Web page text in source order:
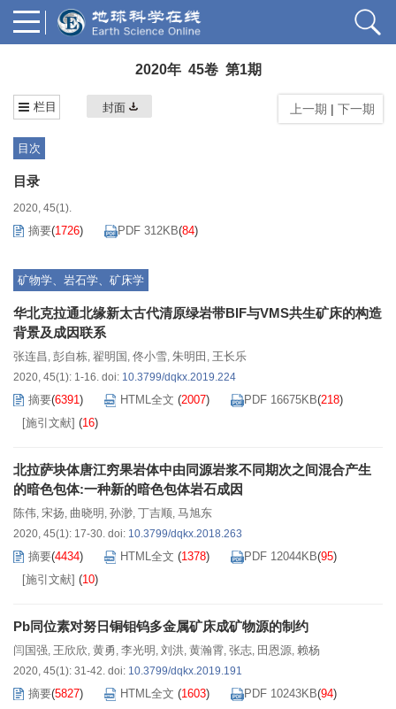
2020年 45卷 第1期
栏目 封面 上一期 | 下一期
目次
目录
2020, 45(1).
摘要(1726) PDF 312KB(84)
矿物学、岩石学、矿床学
华北克拉通北缘新太古代清原绿岩带BIF与VMS共生矿床的构造
背景及成因联系
张连昌, 彭自栋, 翟明国 , 佟小雪, 朱明田 , 王长乐
2020, 45(1): 1-16. doi: 10.3799/dqkx.2019.224
摘要(6391) HTML全文 (2007) PDF 16675KB(218)
[施引文献] (16)
北拉萨块体唐江穷果岩体中由同源岩浆不同期次之间混合产生
的暗色包体:一种新的暗色包体岩石成因
陈伟, 宋扬, 曲晓明 , 孙渺, 丁吉顺, 马旭东
2020, 45(1): 17-30. doi: 10.3799/dqkx.2018.263
摘要(4434) HTML全文 (1378) PDF 12044KB(95)
[施引文献] (10)
Pb同位素对努日铜钼钨多金属矿床成矿物源的制约
闫国强, 王欣欣, 黄勇, 李光明 , 刘洪, 黄瀚霄, 张志, 田恩源, 赖杨
2020, 45(1): 31-42. doi: 10.3799/dqkx.2019.191
摘要(5827) HTML全文 (1603) PDF 10243KB(94)